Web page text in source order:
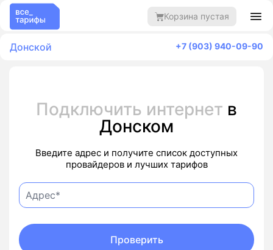
Корзина пустая
Донской +7 (903) 940-09-90
Подключить интернет в
Донском
Введите адрес и получите список доступных
провайдеров и лучших тарифов
Проверить